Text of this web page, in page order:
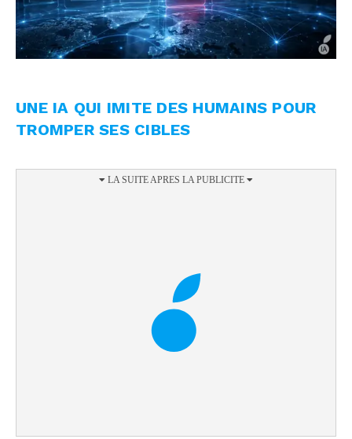
UNE IA QUI IMITE DES HUMAINS POUR
TROMPER SES CIBLES